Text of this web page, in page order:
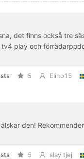
det finns också tre
play och
5 Elino15
den!
5 slay tjej